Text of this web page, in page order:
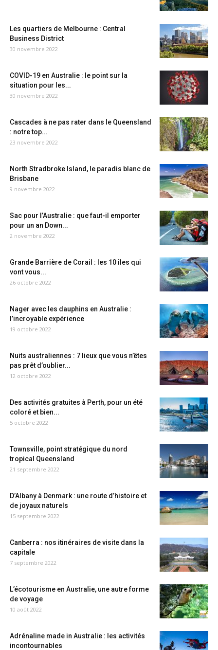
Les quartiers de Melbourne : Central
Business District
30 novembre 2022
COVID-19 en Australie : le point sur la
situation pour les...
30 novembre 2022
Cascades à ne pas rater dans le Queensland
: notre top...
23 novembre 2022
North Stradbroke Island, le paradis blanc de
Brisbane
9 novembre 2022
Sac pour l’Australie : que faut-il emporter
pour un an Down...
2 novembre 2022
Grande Barrière de Corail : les 10 îles qui
vont vous...
26 octobre 2022
Nager avec les dauphins en Australie :
l’incroyable expérience
19 octobre 2022
Nuits australiennes : 7 lieux que vous n’êtes
pas prêt d’oublier...
12 octobre 2022
Des activités gratuites à Perth, pour un été
coloré et bien...
5 octobre 2022
Townsville, point stratégique du nord
tropical Queensland
21 septembre 2022
D’Albany à Denmark : une route d’histoire et
de joyaux naturels
15 septembre 2022
Canberra : nos itinéraires de visite dans la
capitale
7 septembre 2022
L’écotourisme en Australie, une autre forme
de voyage
10 août 2022
Adrénaline made in Australie : les activités
incontournables